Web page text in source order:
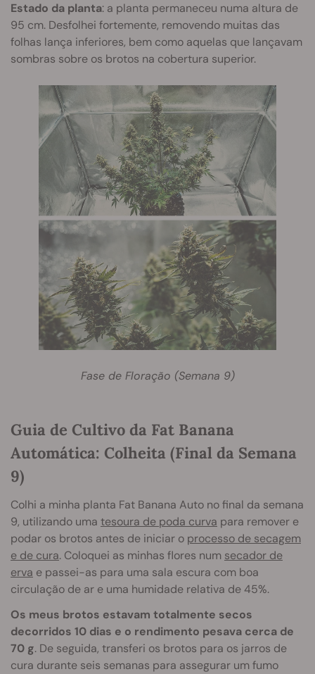
Estado da planta: a planta permaneceu numa altura de
95 cm. Desfolhei fortemente, removendo muitas das
folhas lança inferiores, bem como aquelas que lançavam
sombras sobre os brotos na cobertura superior.
Fase de Floração (Semana 9)
Guia de Cultivo da Fat Banana
Automática: Colheita (Final da Semana
9)
Colhi a minha planta Fat Banana Auto no final da semana
9, utilizando uma tesoura de poda curva para remover e
podar os brotos antes de iniciar o processo de secagem
e de cura. Coloquei as minhas flores num secador de
erva e passei-as para uma sala escura com boa
circulação de ar e uma humidade relativa de 45%.
Os meus brotos estavam totalmente secos
decorridos 10 dias e o rendimento pesava cerca de
70 g. De seguida, transferi os brotos para os jarros de
cura durante seis semanas para assegurar um fumo